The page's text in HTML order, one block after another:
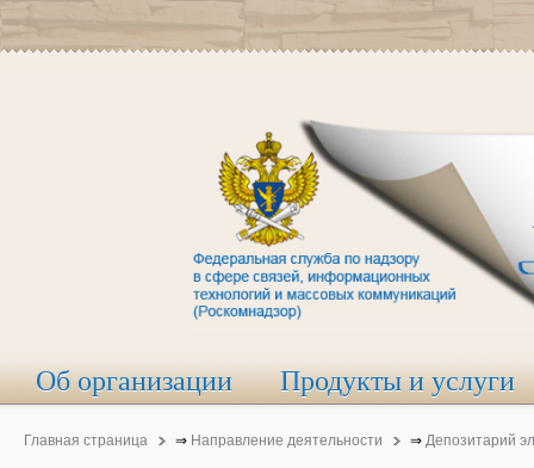
Об организации Продукты и услуги
Главная страница ⇒ Направление деятельности ⇒ Депозитарий